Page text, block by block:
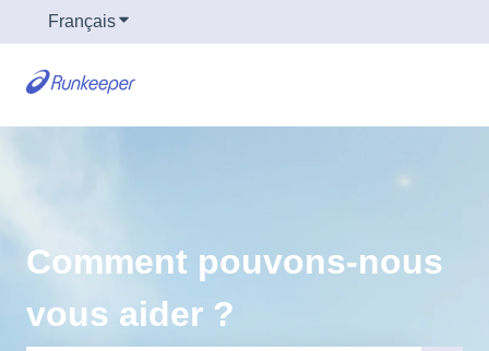
FrançaisAfficher le sous-menu pour les traductions
Comment pouvons-nous
vous aider ?